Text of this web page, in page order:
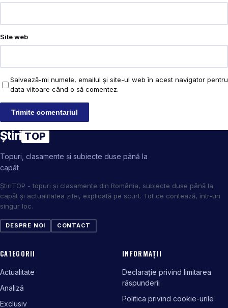
Site web
Salvează-mi numele, emailul și site-ul web în acest navigator pentru
data viitoare când o să comentez.
Știri TOP
Topuri, clasamente și subiecte duse până la
capăt
ȘtiriTOP - topuri și clasamente din România, subiecte duse până la
capăt și actualitatea zilei, explicată pe scurt. Tot ce contează, într-un
singur loc.
DESPRE NOI CONTACT
CATEGORII
Actualitate
Analiză
Exclusiv
INFORMAȚII
Declarație privind limitarea
răspunderii
Politica privind cookie-urile